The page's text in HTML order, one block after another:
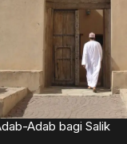
Adab bagi Salik